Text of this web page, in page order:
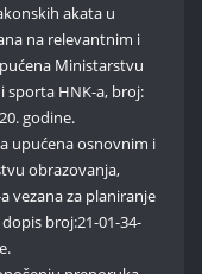
akata u
na relevantnim i
Ministarstvu
sporta HNK-a, broj:
godine.
upućena osnovnim i
obrazovanja,
vezana za planiranje
broj:21-01-34-